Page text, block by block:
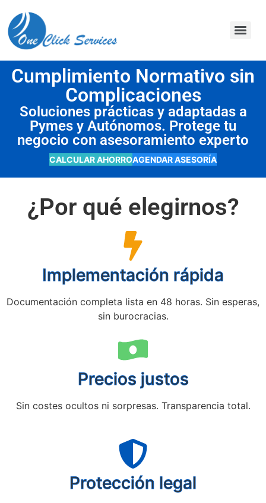
Cumplimiento Normativo sin
Complicaciones
Soluciones prácticas y adaptadas a
Pymes y Autónomos. Protege tu
negocio con asesoramiento experto
CALCULAR AHORROAGENDAR ASESORÍA
¿Por qué elegirnos?
Implementación rápida
Documentación completa lista en 48 horas. Sin esperas,
sin burocracias.
Precios justos
Sin costes ocultos ni sorpresas. Transparencia total.
Protección legal